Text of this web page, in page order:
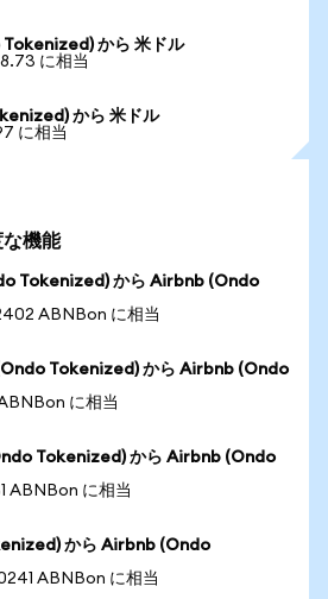
から 米ドル
に相当
から 米ドル
に相当
機能
Tokenized) から Airbnb (Ondo
ABNBon に相当
Tokenized) から Airbnb (Ondo
に相当
Tokenized) から Airbnb (Ondo
ABNBon に相当
から Airbnb (Ondo
ABNBon に相当